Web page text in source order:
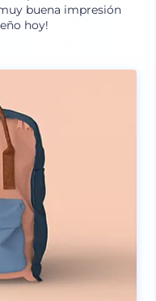
buena impresión
hoy!